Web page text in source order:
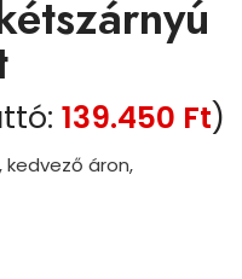
139.450 Ft)
áron,